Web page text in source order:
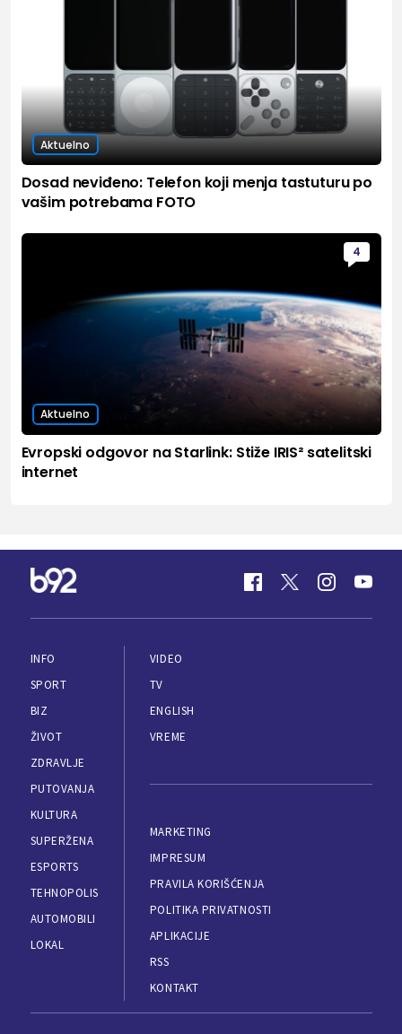
Aktuelno
Dosad neviđeno: Telefon koji menja tastuturu po
vašim potrebama FOTO
4
Aktuelno
Evropski odgovor na Starlink: Stiže IRIS² satelitski
internet
INFO
SPORT
BIZ
ŽIVOT
ZDRAVLJE
PUTOVANJA
KULTURA
SUPERŽENA
ESPORTS
TEHNOPOLIS
AUTOMOBILI
LOKAL
VIDEO
TV
ENGLISH
VREME
MARKETING
IMPRESUM
PRAVILA KORIŠĆENJA
POLITIKA PRIVATNOSTI
APLIKACIJE
RSS
KONTAKT